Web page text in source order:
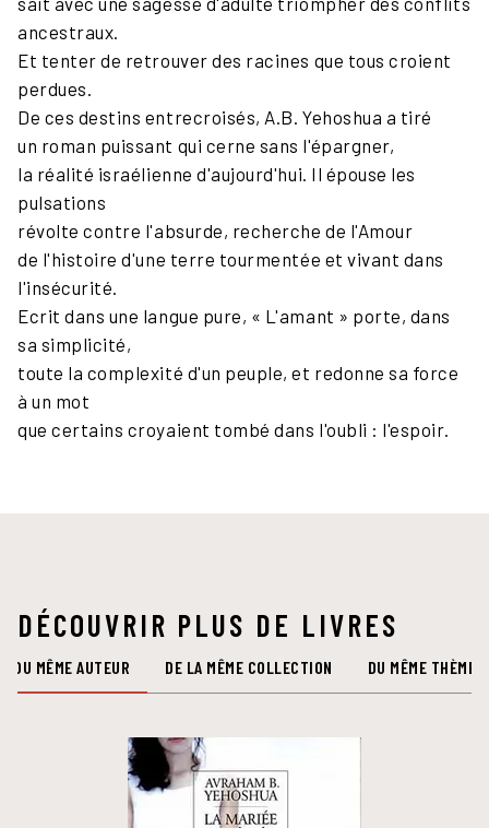
ancestraux.
Et tenter de retrouver des racines que tous croient
perdues.
De ces destins entrecroisés, A.B. Yehoshua a tiré
un roman puissant qui cerne sans l'épargner,
la réalité israélienne d'aujourd'hui. Il épouse les
pulsations
révolte contre l'absurde, recherche de l'Amour
de l'histoire d'une terre tourmentée et vivant dans
l'insécurité.
Ecrit dans une langue pure, « L'amant » porte, dans
sa simplicité,
toute la complexité d'un peuple, et redonne sa force
à un mot
que certains croyaient tombé dans l'oubli : l'espoir.
DÉCOUVRIR PLUS DE LIVRES
DU MÊME AUTEUR DE LA MÊME COLLECTION DU MÊME THÈME